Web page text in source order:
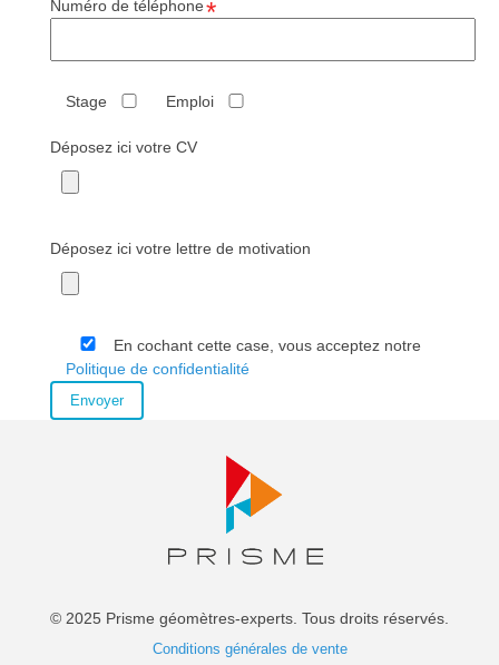
Numéro de téléphone
Stage Emploi
Déposez ici votre CV
Déposez ici votre lettre de motivation
En cochant cette case, vous acceptez notre
Politique de confidentialité
© 2025 Prisme géomètres-experts. Tous droits réservés.
Conditions générales de vente